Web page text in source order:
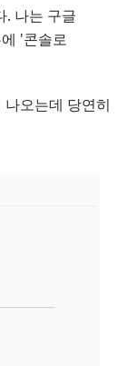
. 나는 구글
'콘솔로
오는데 당연히